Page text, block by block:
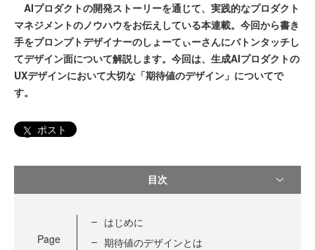
AIプロダクトの開発ストーリーを通じて、実践的なプロダクト
マネジメントのノウハウをお伝えしている本連載。今回から書き
手をプロンプトデザイナーのしょーてぃーさんにバトンタッチし
てデザイン面について解説します。今回は、生成AIプロダクトの
UXデザインにおいて大切な「期待値のデザイン」についてで
す。
ポスト
目次
Page
はじめに
期待値のデザインとは